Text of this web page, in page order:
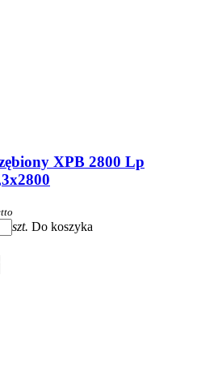
XPB 2800 Lp
szt. Do koszyka